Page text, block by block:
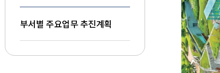
부서별 주요업무 추진계획